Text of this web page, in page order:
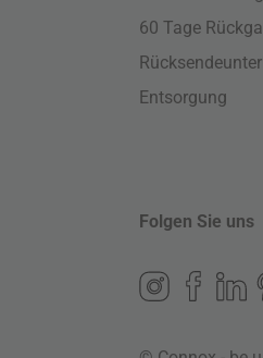
60 Tage
Entsorgung
Folgen Sie uns